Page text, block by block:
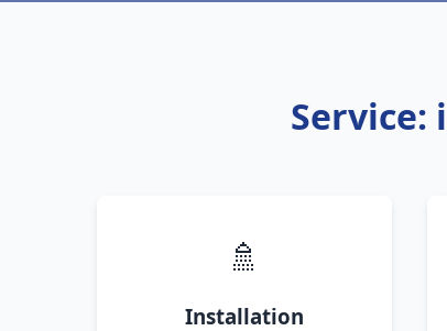
Service:
🚿
Installation